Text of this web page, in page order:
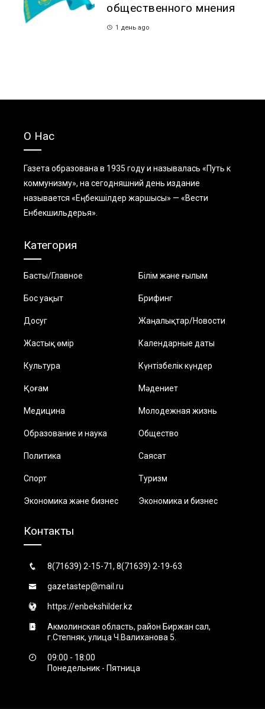
общественного мнения
1 день ago
О Нас
Газета образована в 1935 году и называлась «Путь к
коммунизму», на сегодняшний день издание
называется «Еңбекшiлдер жаршысы» — «Вести
Енбекшильдерья».
Категория
Басты/Главное Білім және ғылым
Бос уақыт Брифинг
Досуг Жаңалықтар/Новости
Жастық өмір Календарные даты
Культура Күнтізбелік күндер
Қоғам Мәдениет
Медицина Молодежная жизнь
Образование и наука Общество
Политика Саясат
Спорт Туризм
Экономика және бизнес Экономика и бизнес
Контакты
8(71639) 2-15-71, 8(71639) 2-19-63
gazetastep@mail.ru
https://enbekshilder.kz
Акмолинская область, район Биржан сал,
г.Степняк, улица Ч.Валиханова 5.
09:00 - 18:00
Понедельник - Пятница